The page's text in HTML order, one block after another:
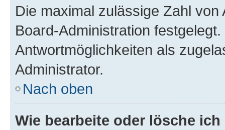
Die maximal zulässige Zahl
Board-Administration
Antwortmöglichkeiten als
Administrator.
Nach oben
Wie bearbeite oder lösche